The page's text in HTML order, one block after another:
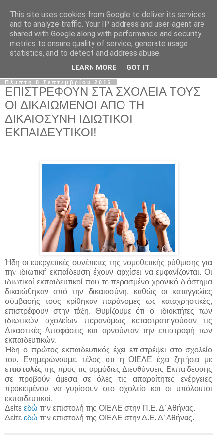
Σ.Ι.Ε.Λ.Β.Ε.
Ο επίσημος ιστότοπος του Συλλόγου Ιδιωτικών
Εκπαιδευτικών Λειτουργών Βόρειας Ελλάδας
Πέμπτη 8 Σεπτεμβρίου 2016
ΕΠΙΣΤΡΕΦΟΥΝ ΣΤΑ ΣΧΟΛΕΙΑ ΤΟΥΣ
ΟΙ ΔΙΚΑΙΩΜΕΝΟΙ ΑΠΟ ΤΗ
ΔΙΚΑΙΟΣΥΝΗ ΙΔΙΩΤΙΚΟΙ
ΕΚΠΑΙΔΕΥΤΙΚΟΙ!
Ήδη οι ευεργετικές συνέπειες της νομοθετικής ρύθμισης για
την ιδιωτική εκπαίδευση έχουν αρχίσει να εμφανίζονται. Οι
ιδιωτικοί εκπαιδευτικοί που το περασμένο χρονικό διάστημα
δικαιώθηκαν από την δικαιοσύνη, καθώς οι καταγγελίες
σύμβασής τους κρίθηκαν παράνομες ως καταχρηστικές,
επιστρέφουν στην τάξη. Θυμίζουμε ότι οι ιδιοκτήτες των
ιδιωτικών σχολείων παρανόμως καταστρατηγούσαν τις
Δικαστικές Αποφάσεις και αρνούνταν την επιστροφή των
εκπαιδευτικών.
Ήδη ο πρώτος εκπαιδευτικός έχει επιστρέψει στο σχολείο
του. Ενημερώνουμε, τέλος ότι η ΟΙΕΛΕ έχει ζητήσει με
επιστολές της προς τις αρμόδιες Διευθύνσεις Εκπαίδευσης
σε προβούν άμεσα σε όλες τις απαραίτητες ενέργειες
προκειμένου να γυρίσουν στο σχολείο και οι υπόλοιποι
εκπαιδευτικοί.
Δείτε εδώ την επιστολή της ΟΙΕΛΕ στην Π.Ε. Δ’ Αθήνας.
Δείτε εδώ την επιστολή της ΟΙΕΛΕ στην Δ.Ε. Δ’ Αθήνας.
This site uses cookies from Google to deliver its services
and to analyze traffic. Your IP address and user-agent are
shared with Google along with performance and security
metrics to ensure quality of service, generate usage
statistics, and to detect and address abuse.
LEARN MORE GOT IT